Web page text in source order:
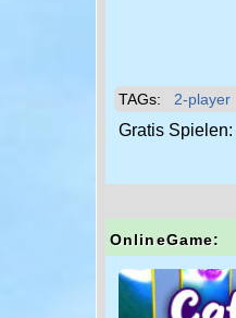
TAGs: 2-player
Gratis Spielen:
OnlineGame: